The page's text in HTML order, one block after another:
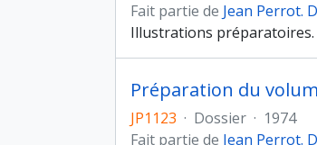
Fait partie de Jean Perrot.
Illustrations préparatoires.
Préparation du
JP1123 · Dossier · 1974
Fait partie de Jean Perrot.